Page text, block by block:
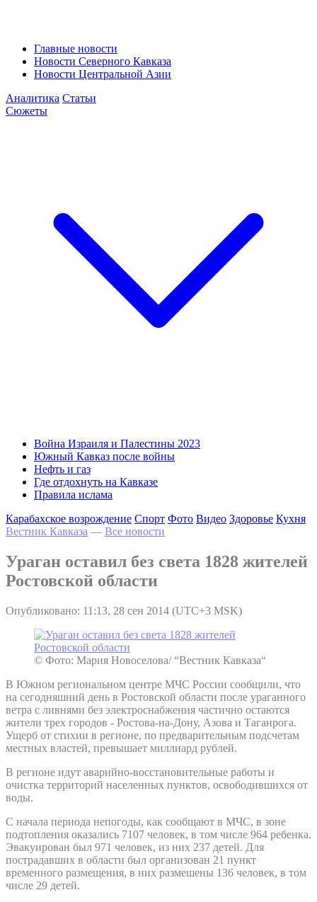
Главные новости
Новости Северного Кавказа
Новости Центральной Азии
Аналитика Статьи
Сюжеты
Война Израиля и Палестины 2023
Южный Кавказ после войны
Нефть и газ
Где отдохнуть на Кавказе
Правила ислама
Карабахское возрождение Спорт Фото Видео Здоровье Кухня
Вестник Кавказа — Все новости
Ураган оставил без света 1828 жителей
Ростовской области
Опубликовано: 11:13, 28 сен 2014 (UTC+3 MSK)
© Фото: Мария Новоселова/ “Вестник Кавказа“
В Южном региональном центре МЧС России сообщили, что
на сегодняшний день в Ростовской области после ураганного
ветра с ливнями без электроснабжения частично остаются
жители трех городов - Ростова-на-Дону, Азова и Таганрога.
Ущерб от стихии в регионе, по предварительным подсчетам
местных властей, превышает миллиард рублей.
В регионе идут аварийно-восстановительные работы и
очистка территорий населенных пунктов, освободившихся от
воды.
С начала периода непогоды, как сообщают в МЧС, в зоне
подтопления оказались 7107 человек, в том числе 964 ребенка.
Эвакуирован был 971 человек, из них 237 детей. Для
пострадавших в области был организован 21 пункт
временного размещения, в них размешены 136 человек, в том
числе 29 детей.